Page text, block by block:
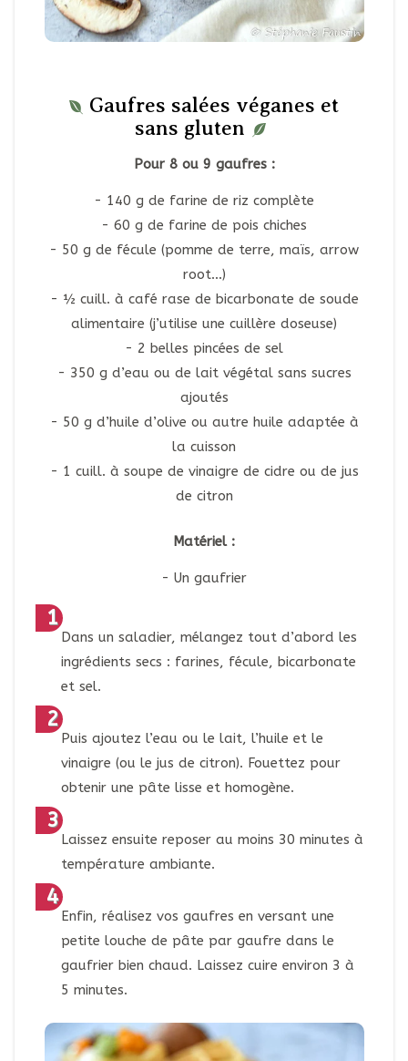
Gaufres salées véganes et
sans gluten
Pour 8 ou 9 gaufres :
140 g de farine de riz complète
60 g de farine de pois chiches
50 g de fécule (pomme de terre, maïs, arrow
root…)
½ cuill. à café rase de bicarbonate de soude
alimentaire (j’utilise une cuillère doseuse)
2 belles pincées de sel
350 g d’eau ou de lait végétal sans sucres
ajoutés
50 g d’huile d’olive ou autre huile adaptée à
la cuisson
1 cuill. à soupe de vinaigre de cidre ou de jus
de citron
Matériel :
Un gaufrier
Dans un saladier, mélangez tout d’abord les
ingrédients secs : farines, fécule, bicarbonate
et sel.
Puis ajoutez l’eau ou le lait, l’huile et le
vinaigre (ou le jus de citron). Fouettez pour
obtenir une pâte lisse et homogène.
Laissez ensuite reposer au moins 30 minutes à
température ambiante.
Enfin, réalisez vos gaufres en versant une
petite louche de pâte par gaufre dans le
gaufrier bien chaud. Laissez cuire environ 3 à
5 minutes.